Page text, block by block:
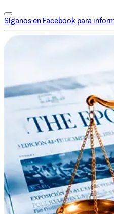
Síganos en Facebook para